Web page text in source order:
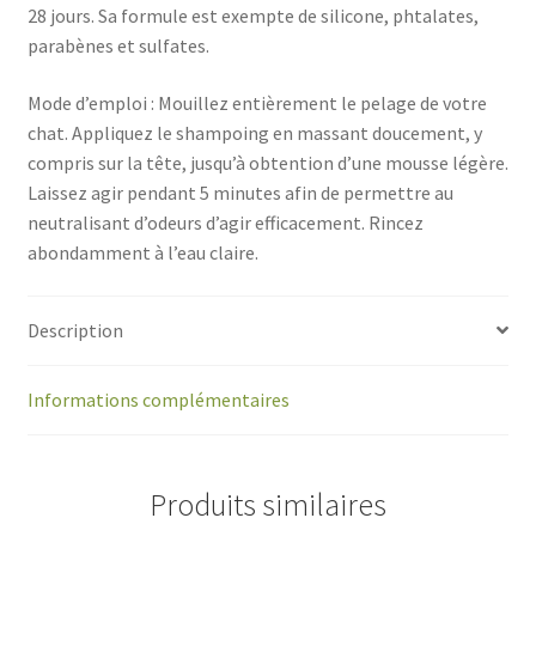
28 jours. Sa formule est exempte de silicone, phtalates,
parabènes et sulfates.
Mode d’emploi : Mouillez entièrement le pelage de votre
chat. Appliquez le shampoing en massant doucement, y
compris sur la tête, jusqu’à obtention d’une mousse légère.
Laissez agir pendant 5 minutes afin de permettre au
neutralisant d’odeurs d’agir efficacement. Rincez
abondamment à l’eau claire.
Description
Informations complémentaires
Produits similaires